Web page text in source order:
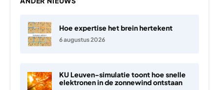
Hoe expertise het brein hertekent
6 augustus 2026
KU Leuven-simulatie toont hoe snelle
elektronen in de zonnewind ontstaan